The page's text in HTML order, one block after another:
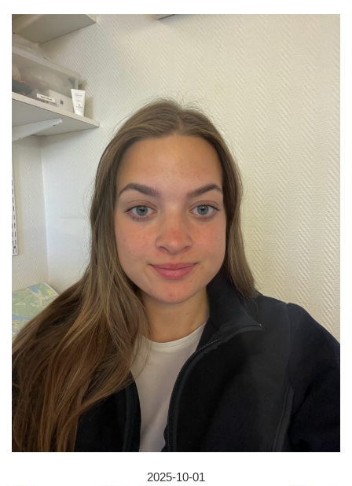
2025-10-01